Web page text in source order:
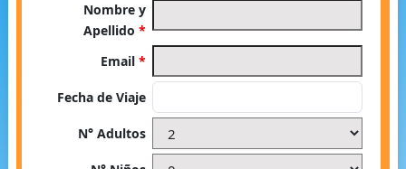
Nombre y
Apellido*
Email*
Fecha de Viaje
N° Adultos